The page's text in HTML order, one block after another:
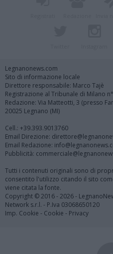
Legnanonews.com
Sito di informazione locale
Direttore responsabile: Marco Tajè
Registrazione al Tribunale di Milano
Redazione: Via Matteotti, 3 (presso
20025 Legnano (MI)
Cell.: +39.393.9013760
Email Direzione:
Email Redazione:
Pubblicità:
Tutti i contenuti originali sono di
consentito l'utilizzo citando il sito
viene citata la fonte.
Copyright © 2016 - 2026 -
Network s.r.l. - P.Iva 03068650120
Imp. Cookie - Cookie - Privacy